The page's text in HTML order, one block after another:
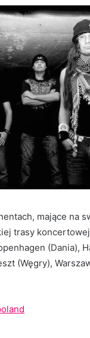
mające na
trasy
(Dania),
(Węgry),